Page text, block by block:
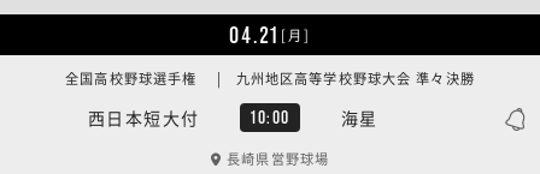
04.21 [月]
西日本短大付 10:00 海星
全国高校野球選手権 | 九州地区高等学校野球大会 準々決勝
長崎県営野球場